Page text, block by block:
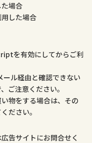
場合
した場合
を有効にしてからご利
ル経由と確認できない
ご注意ください。
物をする場合は、その
ださい。
告サイトにお問合せく